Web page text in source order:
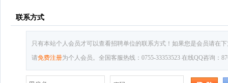
联系方式
只有本站个人会员才可以查看招聘单位的联系方式！如果您是会员请在
请免费注册为个人会员。全国客服热线：0755-33353523 在线QQ咨询：